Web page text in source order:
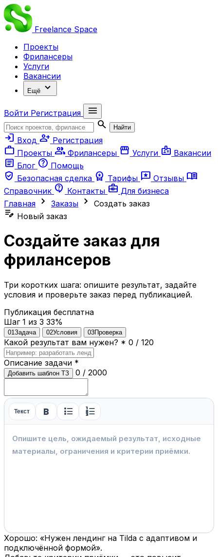
Freelance Space
Проекты
Фрилансеры
Услуги
Вакансии
Ещё expand_more
Войти Регистрация
menu
search
Найти
login Вход person_add Регистрация
work Проекты group Фрилансеры storefront Услуги badge Вакансии
article Блог help Помощь
verified_user Безопасная сделка workspace_premium Тарифы reviews Отзывы menu_book
Справочник contact_support Контакты business_center Для бизнеса
Главная chevron_right Заказы chevron_right Создать заказ
edit_note Новый заказ
Создайте заказ для
фрилансеров
Три коротких шага: опишите результат, задайте
условия и проверьте заказ перед публикацией.
Публикация бесплатна
Шаг 1 из 3 33%
01 Задача 02Условия 03Проверка
Какой результат вам нужен? * 0 / 120
Описание задачи *
Добавить шаблон ТЗ 0 / 2000
Текст format_bold format_list_bulleted format_list_numbered
Хорошо: «Нужен лендинг на Tilda с адаптивом и
подключённой формой».